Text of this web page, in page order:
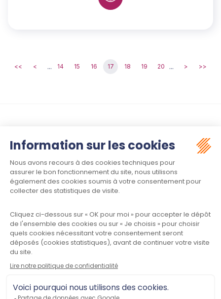
<< < ... 14 15 16 17 18 19 20 ... > >>
Suivez-nous :
Meet law - Siège social
34970 LATTES
Plan du site
Contactez-nous